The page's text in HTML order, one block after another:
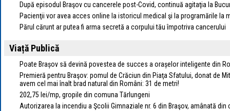
După episodul Braşov cu cancerele post-Covid, continuă agitaţia la
Pacienţii vor avea acces online la istoricul medical şi la programările la
Părul cărunt ar putea fi arma secretă a corpului tău împotriva cancerului
Viață Publică
Poate Brașov să devină povestea de succes a orașelor inteligente din
Premieră pentru Braşov: pomul de Crăciun din Piaţa Sfatului, donat de
avem cel mai înalt brad natural din Români: 31 de metri!
202,75 lei/mp, gropile din comuna Tărlungeni
Autorizarea la incendiu a Şcolii Gimnaziale nr. 6 din Braşov, amânată